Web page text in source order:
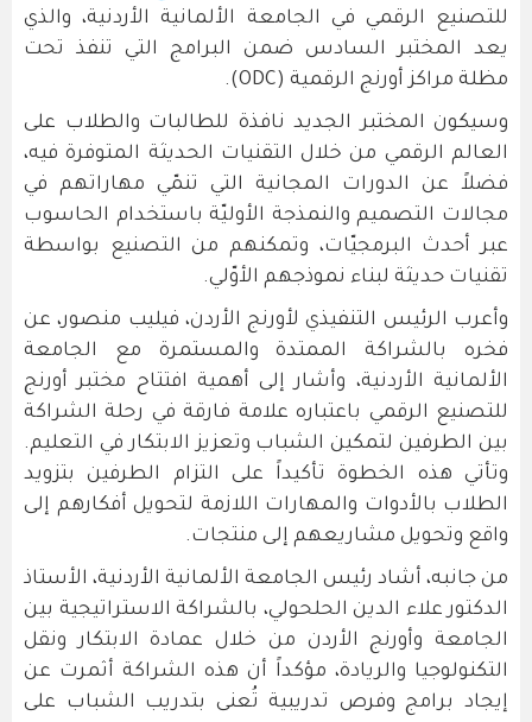
للتصنيع الرقمي في الجامعة الألمانية الأردنية، والذي
يعد المختبر السادس ضمن البرامج التي تنفذ تحت
مظلة مراكز أورنج الرقمية (ODC).
وسيكون المختبر الجديد نافذة للطالبات والطلاب على
العالم الرقمي من خلال التقنيات الحديثة المتوفرة فيه،
فضلاً عن الدورات المجانية التي تنمّي مهاراتهم في
مجالات التصميم والنمذجة الأوليّة باستخدام الحاسوب
عبر أحدث البرمجيّات، وتمكنهم من التصنيع بواسطة
تقنيات حديثة لبناء نموذجهم الأوّلي.
وأعرب الرئيس التنفيذي لأورنج الأردن، فيليب منصور، عن
فخره بالشراكة الممتدة والمستمرة مع الجامعة
الألمانية الأردنية، وأشار إلى أهمية افتتاح مختبر أورنج
للتصنيع الرقمي باعتباره علامة فارقة في رحلة الشراكة
بين الطرفين لتمكين الشباب وتعزيز الابتكار في التعليم.
وتأتي هذه الخطوة تأكيداً على التزام الطرفين بتزويد
الطلاب بالأدوات والمهارات اللازمة لتحويل أفكارهم إلى
واقع وتحويل مشاريعهم إلى منتجات.
من جانبه، أشاد رئيس الجامعة الألمانية الأردنية، الأستاذ
الدكتور علاء الدين الحلحولي، بالشراكة الاستراتيجية بين
الجامعة وأورنج الأردن من خلال عمادة الابتكار ونقل
التكنولوجيا والريادة، مؤكداً أن هذه الشراكة أثمرت عن
إيجاد برامج وفرص تدريبية تُعنى بتدريب الشباب على